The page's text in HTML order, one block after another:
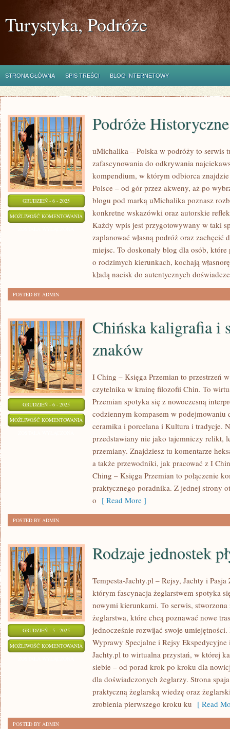
Turystyka, Podróże
STRONA GŁÓWNA SPIS TREŚCI BLOG INTERNETOWY
GRUDZIEŃ - 6 - 2025
MOŻLIWOŚĆ KOMENTOWANIA PODRÓŻE
HISTORYCZNE
CZASIE
Podróże
uMichalika – Polska w podróży to serwis
zafascynowania do odkrywania
kompendium, w którym odbiorca
Polsce – od gór przez akweny, aż po
blogu pod marką uMichalika poznasz
konkretne wskazówki oraz autorskie
Każdy wpis jest przygotowywany w taki
zaplanować własną podróż oraz
miejsc. To doskonały blog dla osób,
o rodzimych kierunkach, kochają
kładą nacisk do autentycznych
POSTED BY ADMIN
GRUDZIEŃ - 6 - 2025
MOŻLIWOŚĆ KOMENTOWANIA
Chińska kaligrafia i
znaków
I Ching – Księga Przemian to przestrzeń
czytelnika w krainę filozofii Chin. To
Przemian spotyka się z nowoczesną
codziennym kompasem w podejmowaniu
ceramika i porcelana i Kultura i tradycje.
przedstawiany nie jako tajemniczy relikt,
przemiany. Znajdziesz tu komentarze
a także przewodniki, jak pracować z I
Ching – Księga Przemian to połączenie
praktycznego poradnika. Z jednej strony
o [ Read More ]
POSTED BY ADMIN
GRUDZIEŃ - 5 - 2025
MOŻLIWOŚĆ KOMENTOWANIA RODZAJE
JEDNOSTEK
PŁYWAJĄCYCH
Rodzaje jednostek
Tempesta-Jachty.pl – Rejsy, Jachty i
którym fascynacja żeglarstwem spotyka
nowymi kierunkami. To serwis, stworzona
żeglarstwa, które chcą poznawać nowe
jednocześnie rozwijać swoje
Wyprawy Specjalne i Rejsy
Jachty.pl to wirtualna przystań, w której
siebie – od porad krok po kroku dla
dla doświadczonych żeglarzy. Strona
praktyczną żeglarską wiedzę oraz
zrobienia pierwszego kroku ku [ Read
POSTED BY ADMIN